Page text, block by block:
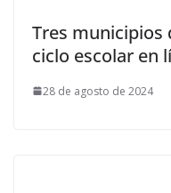
Tres municipios
ciclo escolar en
28 de agosto de 2024